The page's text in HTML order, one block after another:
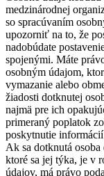
medzinárodnej
so spracúvaním
upozorniť na to, že
nadobúdate
spojenými. Máte
osobným údajom,
vymazanie alebo
žiadosti dotknutej
najmä pre ich
primeraný poplatok
poskytnutie
Ak sa dotknutá
ktoré sa jej týka, je v
údajov, má právo